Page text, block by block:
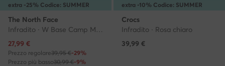
extra -25% Codice: SUMMER
The North Face
Infradito · W Base Camp Mini II NF0A47ABZIP · Rosa
Prezzo attuale
27,99 €
Prezzo regolare39,95 €-29%
Prezzo più basso30,99 €-9%
extra -10% Codice: SUMMER
Crocs
Infradito · Rosa chiaro
39,99 €